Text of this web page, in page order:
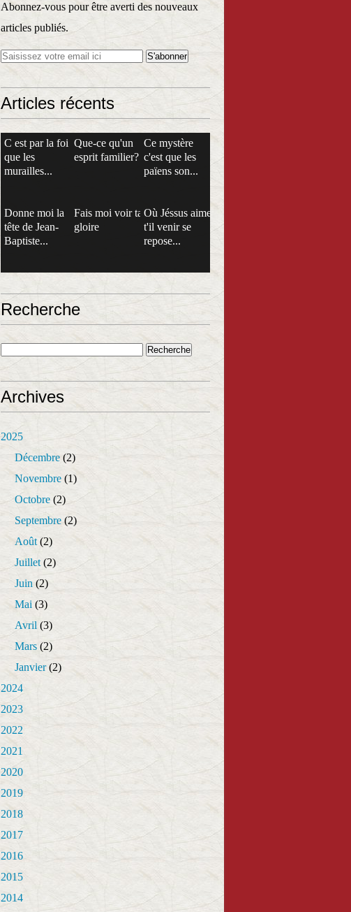
Abonnez-vous pour être averti des nouveaux
articles publiés.
Articles récents
C est par la foi
que les
murailles...
Que-ce qu'un
esprit familier?
Ce mystère
c'est que les
païens son...
Donne moi la
tête de Jean-
Baptiste...
Fais moi voir ta
gloire
Où Jéssus aime
t'il venir se
repose...
Recherche
Archives
2025
Décembre (2)
Novembre (1)
Octobre (2)
Septembre (2)
Août (2)
Juillet (2)
Juin (2)
Mai (3)
Avril (3)
Mars (2)
Janvier(2)
2024
2023
2022
2021
2020
2019
2018
2017
2016
2015
2014